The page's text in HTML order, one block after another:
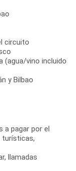
circuito
(agua/vino incluido
y Bilbao
a pagar por el
llamadas